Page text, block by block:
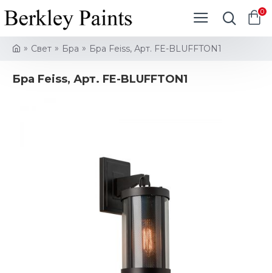
0
Свет Бра Бра Feiss, Арт. FE-BLUFFTON1
Бра Feiss, Арт. FE-BLUFFTON1